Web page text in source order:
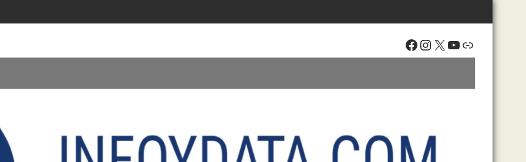
Facebook
Instagram
X YouTube
Enlace